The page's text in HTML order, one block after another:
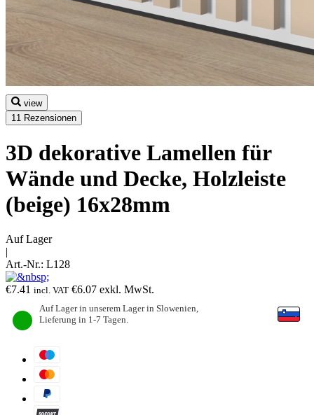
view
11 Rezensionen
3D dekorative Lamellen für
Wände und Decke, Holzleiste
(beige) 16x28mm
Auf Lager
|
Art.-Nr.: L128
€7.41 incl. VAT €6.07 exkl. MwSt.
Auf Lager in unserem Lager in Slowenien,
Lieferung in 1-7 Tagen.